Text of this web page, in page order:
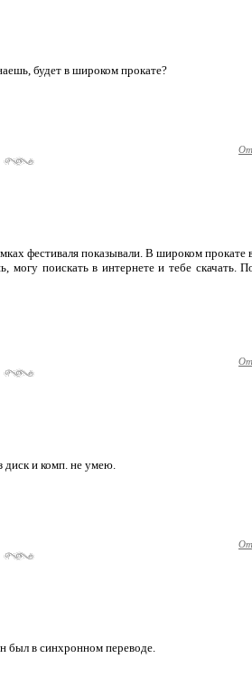
будет в широком прокате?
фестиваля показывали. В широком прокате
могу поискать в интернете и тебе скачать.
диск и комп. не умею.
был в синхронном переводе.